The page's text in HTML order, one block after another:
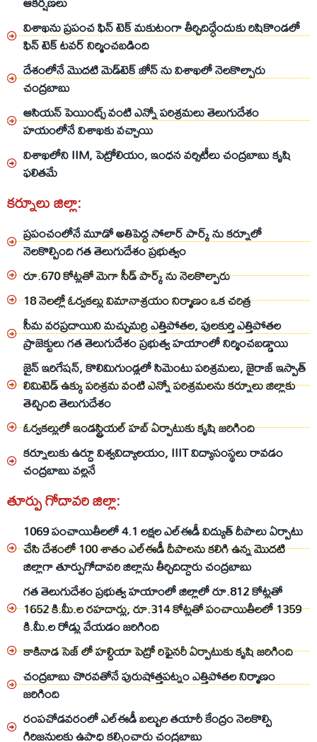
విశాఖను ప్రపంచ ఫిన్ టెక్ మకుటంగా తీర్చిదిద్ధేందుకు రిషికొండలో
ఫిన్ టెక్ టవర్ నిర్మించబడింది
దేశంలోనే మొదటి మెడ్‌టెక్‌ జోన్‌ ను విశాఖలో నెలకొల్పారు
చంద్రబాబు
ఆసియన్ పెయింట్స్ వంటి ఎన్నో పరిశ్రమలు తెలుగుదేశం
హయంలోనే విశాఖకు వచ్చాయి
విశాఖలోని IIM, పెట్రోలియం, ఇంధన వర్సిటీలు చంద్రబాబు కృషి
ఫలితమే
కర్నూలు జిల్లా:
ప్రపంచంలోనే మూడో అతిపెద్ద సోలార్ పార్క్ ను కర్నూలో
నెలకొల్పింది గత తెలుగుదేశం ప్రభుత్వం
రూ.670 కోట్లతో మెగా సీడ్ పార్క్ ను నెలకొల్పారు
18 నెలల్లో ఓర్వకల్లు విమానాశ్రయం నిర్మాణం ఒక చరిత్ర
సీమ వరప్రదాయిని మచ్చుమర్రి ఎత్తిపోతల, పులకుర్తి ఎత్తిపోతల
ప్రాజెక్టులు గత తెలుగుదేశం ప్రభుత్వ హయాంలో నిర్మించబడ్డాయి
జైన్ ఇరిగేషన్, కొలిమిగుండ్లలో సిమెంటు పరిశ్రమలు, జైరాజ్ ఇస్పాత్
లిమిటెడ్ ఉక్కు పరిశ్రమ వంటి ఎన్నో పరిశ్రమలను కర్నూలు జిల్లాకు
తెచ్చింది తెలుగుదేశం
ఓర్వకల్లులో ఇండస్ట్రియల్ హబ్ ఏర్పాటుకు కృషి జరిగింది
కర్నూలుకు ఉర్దూ విశ్వవిద్యాలయం, IIIT విద్యాసంస్థలు రావడం
చంద్రబాబు వల్లనే
తూర్పు గోదావరి జిల్లా:
1069 పంచాయితీలలో 4.1 లక్షల ఎల్ఈడీ విద్యుత్ దీపాలు ఏర్పాటు
చేసి దేశంలో 100 శాతం ఎల్ఈడీ దీపాలను కలిగి ఉన్న మొదటి
జిల్లాగా తూర్పుగోదావరి జిల్లాను తీర్చిదిద్దారు చంద్రబాబు
గత తెలుగుదేశం ప్రభుత్వ హయాంలో జిల్లాలో రూ.812 కోట్లతో
1652 కి.మీ.ల రహదార్లు, రూ.314 కోట్లతో పంచాయితీలలో 1359
కి.మీ.ల రోడ్లు వేయడం జరిగింది
కాకినాడ సెజ్ లో హల్దియా పెట్రో రిఫైనరీ ఏర్పాటుకు కృషి జరిగింది
చంద్రబాబు చొరవతోనే పురుషోత్తపట్నం ఎత్తిపోతల నిర్మాణం
జరిగింది
రంపచోడవరంలో ఎల్ఈడీ బల్బుల తయారీ కేంద్రం నెలకొల్పి
గిరిజనులకు ఉపాధి కల్పించారు చంద్రబాబు